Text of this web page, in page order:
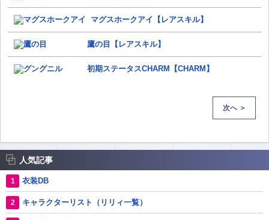
マグスホークアイ【レアスキル】
鷹の目【レアスキル】
初期ステータスCHARM【CHARM】
次へ ＞
人気記事
衣装DB
キャラクターリスト（リリィ一覧）